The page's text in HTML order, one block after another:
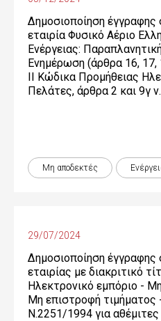
Δημοσιοποίηση
εταιρία Φυσικό Αέριο
Ενέργειας:
Ενημέρωση (άρθρα 16, 17,
ΙΙ Κώδικα Προμήθειας
Πελάτες, άρθρα 2 και 9γ
Μη αποδεκτές
29/07/2024
Δημοσιοποίηση
εταιρίας με διακριτικό
Ηλεκτρονικό εμπόριο -
Μη επιστροφή τιμήματος
Ν.2251/1994 για